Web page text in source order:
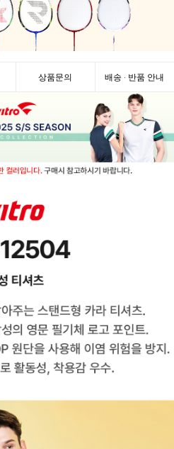
상품문의 배송 · 반품 안내